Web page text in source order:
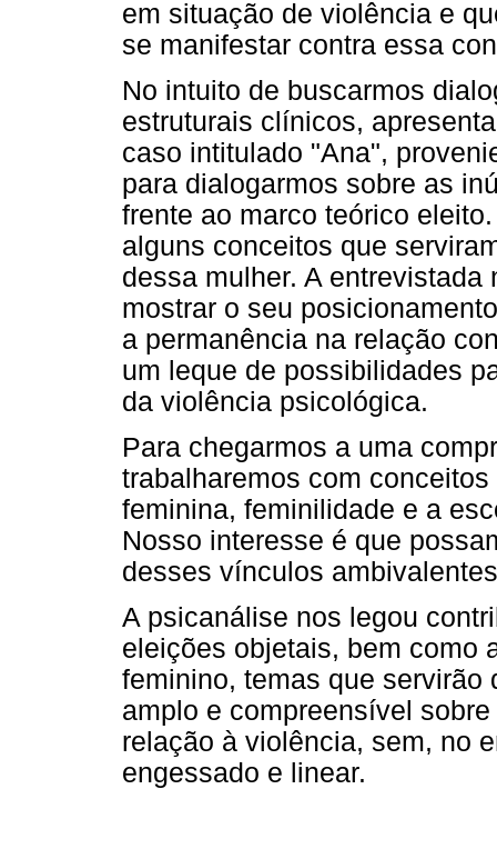
em situação de violência e
se manifestar contra essa
No intuito de buscarmos
estruturais clínicos,
caso intitulado "Ana",
para dialogarmos sobre as
frente ao marco teórico
alguns conceitos que
dessa mulher. A
mostrar o seu
a permanência na relação
um leque de possibilidades
da violência psicológica.
Para chegarmos a uma
trabalharemos com
feminina, feminilidade e a
Nosso interesse é que
desses vínculos
A psicanálise nos legou
eleições objetais, bem como
feminino, temas que servirão
amplo e compreensível
relação à violência, sem, no
engessado e linear.